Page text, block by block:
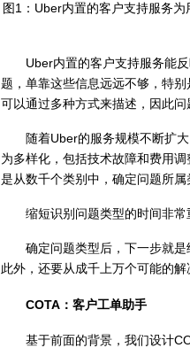
图1：Uber内置的客户支持服务
Uber内置的客户支持服务能反
题，单靠这些信息远远不够，特
可以通过多种方式来描述，因此问
随着Uber的服务规模不断扩大
为多样化，包括技术故障和费用
是从数千个类别中，确定问题所属
缩短识别问题类型的时间非常
确定问题类型后，下一步就是
此外，还要从成千上万个可能的
COTA：客户工单助手
基于前面的背景，我们设计